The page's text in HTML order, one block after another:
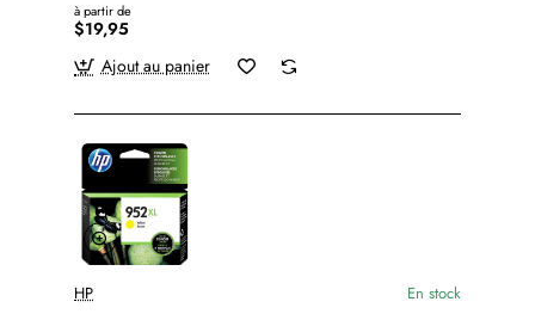
à partir de
$19,95
Ajout au panier
HP En stock